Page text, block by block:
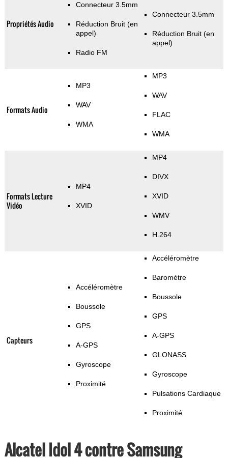
Propriétés Audio
Connecteur 3.5mm
Réduction Bruit (en
appel)
Radio FM
Connecteur 3.5mm
Réduction Bruit (en
appel)
Formats Audio
MP3
WAV
WMA
MP3
WAV
FLAC
WMA
Formats Lecture
Vidéo
MP4
XVID
MP4
DIVX
XVID
WMV
H.264
Capteurs
Accéléromètre
Boussole
GPS
A-GPS
Gyroscope
Proximité
Accéléromètre
Baromètre
Boussole
GPS
A-GPS
GLONASS
Gyroscope
Pulsations Cardiaque
Proximité
Alcatel Idol 4 contre Samsung